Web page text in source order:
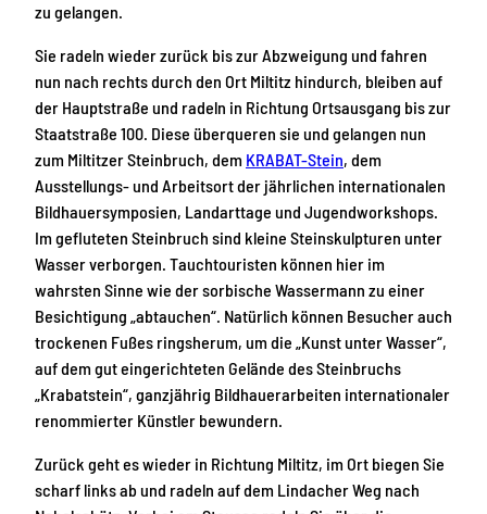
zu gelangen.
Sie radeln wieder zurück bis zur Abzweigung und fahren
nun nach rechts durch den Ort Miltitz hindurch, bleiben auf
der Hauptstraße und radeln in Richtung Ortsausgang bis zur
Staatstraße 100. Diese überqueren sie und gelangen nun
zum Miltitzer Steinbruch, dem KRABAT-Stein, dem
Ausstellungs- und Arbeitsort der jährlichen internationalen
Bildhauersymposien, Landarttage und Jugendworkshops.
Im gefluteten Steinbruch sind kleine Steinskulpturen unter
Wasser verborgen. Tauchtouristen können hier im
wahrsten Sinne wie der sorbische Wassermann zu einer
Besichtigung „abtauchen“. Natürlich können Besucher auch
trockenen Fußes ringsherum, um die „Kunst unter Wasser“,
auf dem gut eingerichteten Gelände des Steinbruchs
„Krabatstein“, ganzjährig Bildhauerarbeiten internationaler
renommierter Künstler bewundern.
Zurück geht es wieder in Richtung Miltitz, im Ort biegen Sie
scharf links ab und radeln auf dem Lindacher Weg nach